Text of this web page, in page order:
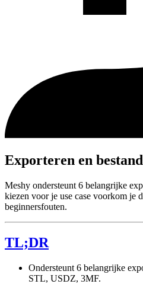
Exporteren en
Meshy ondersteunt 6 belangrijke
kiezen voor je use case voorkom je
beginnersfouten.
TL;DR
Ondersteunt 6 belangrijke
STL, USDZ, 3MF.